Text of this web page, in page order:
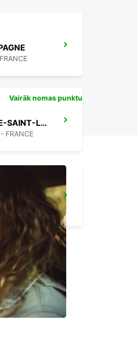
TROYES LA CHAPELLE-SAINT-LUC
FRANCE
Vairāk nomas punktu